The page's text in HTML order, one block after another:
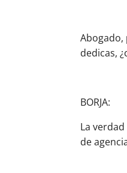
dedicas,
BORJA:
La
de